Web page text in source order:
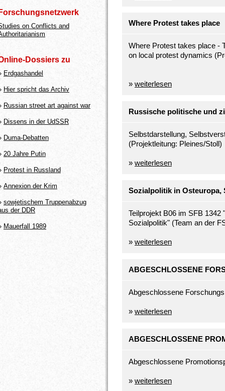
Where Protest takes place
Where Protest takes place -
on local protest dynamics
» weiterlesen
Russische politische und
Selbstdarstellung,
(Projektleitung: Pleines/Stoll)
» weiterlesen
Sozialpolitik in Osteuropa,
Teilprojekt B06 im SFB
Sozialpolitik" (Team an der
» weiterlesen
ABGESCHLOSSENE
Abgeschlossene
» weiterlesen
ABGESCHLOSSENE
Abgeschlossene
» weiterlesen
on Conflicts and
Dossiers zu
Erdgashandel
Hier spricht das Archiv
Russian street art against war
Dissens in der UdSSR
Duma-Debatten
20 Jahre Putin
Protest in Russland
Annexion der Krim
sowjetischem Truppenabzug
der DDR
Mauerfall 1989